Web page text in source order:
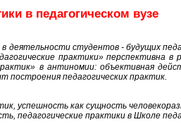
в педагогическом вузе
деятельности студентов - будущих
практики» перспективна
в антиномии: объективная
построения педагогических практик.
успешность как сущность
педагогические практики в Школе